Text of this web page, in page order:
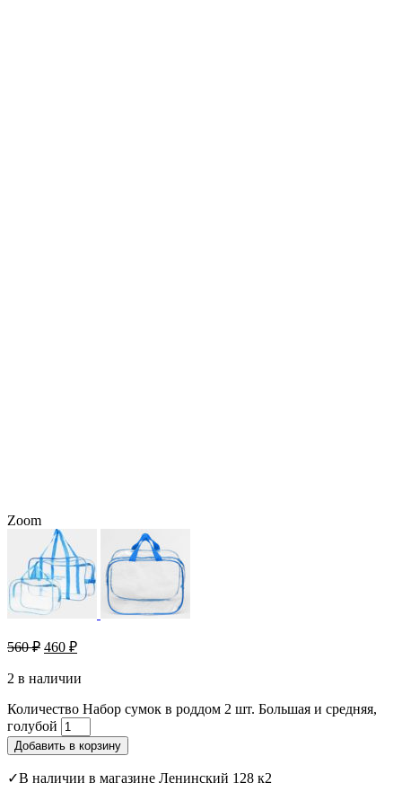
Zoom
560₽ 460 ₽
2 в наличии
Количество Набор сумок в роддом 2 шт. Большая и средняя,
голубой
Добавить в корзину
✓В наличии в магазине Ленинский 128 к2